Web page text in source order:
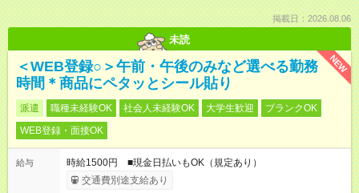
掲載日：2026.08.06
未読
NEW
＜WEB登録○＞午前・午後のみなど選べる勤務
時間＊商品にペタッとシール貼り
派遣 職種未経験OK 社会人未経験OK 大学生歓迎
ブランクOK
WEB登録・面接OK
給与
時給1500円 ■現金日払いもOK（規定あり）
交通費別途支給あり